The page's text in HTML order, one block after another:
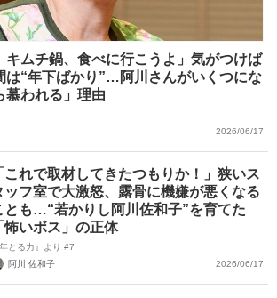
キムチ鍋、食べに行こうよ」気がつけば
は“年下ばかり”…阿川さんがいくつにな
慕われる」理由
2026/06/17
これで取材してきたつもりか！」狭いス
ッフ室で大激怒、露骨に機嫌が悪くなる
とも…“若かりし阿川佐和子”を育てた
怖いボス」の正体
年とる力』より #7
阿川 佐和子
2026/06/17